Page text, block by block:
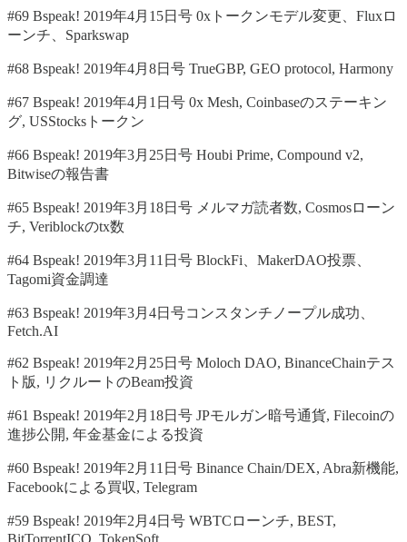
#69 Bspeak! 2019年4月15日号 0xトークンモデル変更、Fluxロ
ーンチ、Sparkswap
#68 Bspeak! 2019年4月8日号 TrueGBP, GEO protocol, Harmony
#67 Bspeak! 2019年4月1日号 0x Mesh, Coinbaseのステーキン
グ, USStocksトークン
#66 Bspeak! 2019年3月25日号 Houbi Prime, Compound v2,
Bitwiseの報告書
#65 Bspeak! 2019年3月18日号 メルマガ読者数, Cosmosローン
チ, Veriblockのtx数
#64 Bspeak! 2019年3月11日号 BlockFi、MakerDAO投票、
Tagomi資金調達
#63 Bspeak! 2019年3月4日号コンスタンチノープル成功、
Fetch.AI
#62 Bspeak! 2019年2月25日号 Moloch DAO, BinanceChainテス
ト版, リクルートのBeam投資
#61 Bspeak! 2019年2月18日号 JPモルガン暗号通貨, Filecoinの
進捗公開, 年金基金による投資
#60 Bspeak! 2019年2月11日号 Binance Chain/DEX, Abra新機能,
Facebookによる買収, Telegram
#59 Bspeak! 2019年2月4日号 WBTCローンチ, BEST,
BitTorrentICO, TokenSoft